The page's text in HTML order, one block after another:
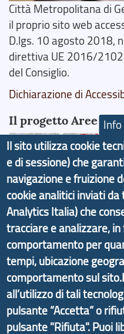
Città Metropolitana di
il proprio sito web
D.lgs. 10 agosto 2018,
direttiva UE 2016/
del Consiglio.
Dichiarazione di
Il progetto Aree
Il portale di marketing
di Genova Città
partire dal progetto
promosso dal
Economico e finalizzato
delle valli
informazioni ed
d'Area Antola-Tigullio,
Liguria ed ANCI Liguria.
Info
Il sito utilizza cookie
e di sessione) che
navigazione e fruizione
cookie analitici inviati
Analytics Italia) che
tracciare e analizzare,
comportamento per
tempi, ubicazione
comportamento sul
all’utilizzo di tali
pulsante “Accetta” o
pulsante "Rifiuta". Puoi